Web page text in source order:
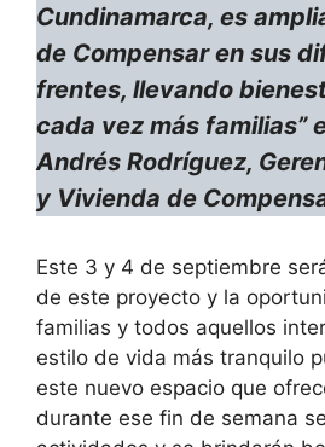
Cundinamarca, es
de Compensar en sus
frentes, llevando
cada vez más familias”
Andrés Rodríguez,
y Vivienda de
Este 3 y 4 de septiembre
de este proyecto y la
familias y todos aquellos
estilo de vida más tranquilo
este nuevo espacio que
durante ese fin de semana